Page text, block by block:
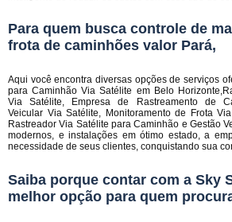
Para quem busca controle de
frota de caminhões valor Pará,
Aqui você encontra diversas opções de serviços
para Caminhão Via Satélite em Belo
Via Satélite, Empresa de Rastreamento de
Veicular Via Satélite, Monitoramento de Frota
Rastreador Via Satélite para Caminhão e Gestão
modernos, e instalações em ótimo estado, a
necessidade de seus clientes, conquistando sua
Saiba porque contar com a Sky
melhor opção para quem